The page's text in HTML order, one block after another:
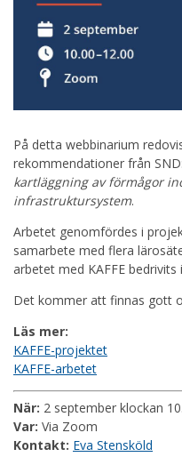
På detta webbinarium
rekommendationer från
kartläggning av förmågor
infrastruktursystem.
Arbetet genomfördes i
samarbete med flera
arbetet med KAFFE
Det kommer att finnas gott
Läs mer:
KAFFE-projektet
KAFFE-arbetet
När: 2 september klockan
Var: Via Zoom
Kontakt: Eva Stensköld